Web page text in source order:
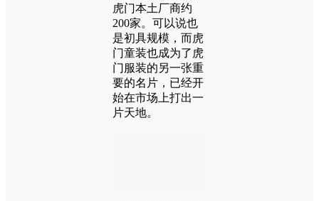
虎门本土厂商约
200家。可以说也
是初具规模，而虎
门童装也成为了虎
门服装的另一张重
要的名片，已经开
始在市场上打出一
片天地。